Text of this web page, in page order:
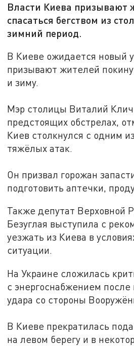
Власти Киева призывают
спасаться бегством из
зимний период.
В Киеве ожидается новый
призывают жителей
и зиму.
Мэр столицы Виталий
предстоящих обстрелах,
Киев столкнулся с одним
тяжёлых атак.
Он призвал горожан
подготовить аптечки,
Также депутат Верховной
Безуглая выступила с
уезжать из Киева в
ситуации.
На Украине сложилась
с энергоснабжением после
удара со стороны
В Киеве прекратилась
на левом берегу и в